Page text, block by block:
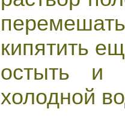
кипятить
остыть и
холодной